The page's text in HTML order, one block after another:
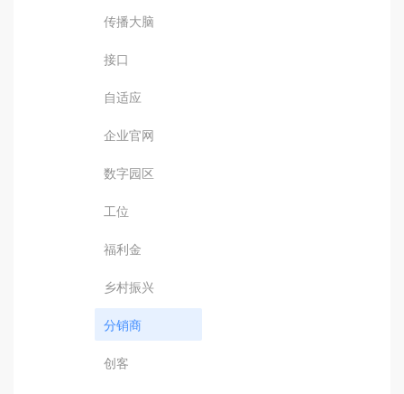
传播大脑
接口
自适应
企业官网
数字园区
工位
福利金
乡村振兴
分销商
创客